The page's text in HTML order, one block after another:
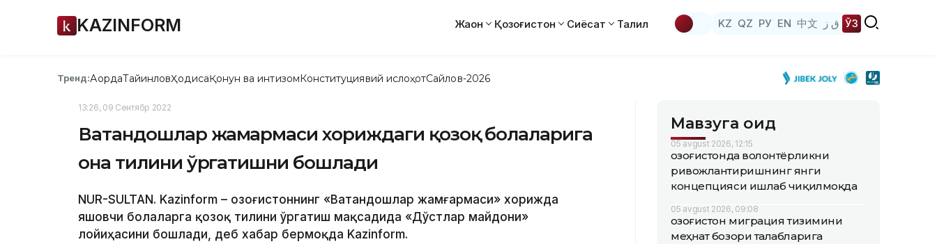
KAZINFORM Жаҳон Қозоғистон Сиёсат Таҳлил KZ QZ РУ EN 中文 ق ز ЎЗ
Тренд:АқордаТайинловҲодисаҚонун ва интизомКонституциявий ислоҳотСайлов-2026
13:26, 09 Сентябр 2022
Ватандошлар жамғармаси хориждаги қозоқ болаларига
она тилини ўргатишни бошлади
NUR-SULTAN. Kazinform – Қозоғистоннинг «Ватандошлар жамғармаси» хорижда
яшовчи болаларга қозоқ тилини ўргатиш мақсадида «Дўстлар майдони»
лойиҳасини бошлади, деб хабар бермоқда Kazinform.
Мавзуга оид
05 avgust 2026, 12:15
Қозоғистонда волонтёрликни
ривожлантиришнинг янги
концепцияси ишлаб чиқилмоқда
05 avgust 2026, 09:08
Қозоғистон миграция тизимини
меҳнат бозори талабларига